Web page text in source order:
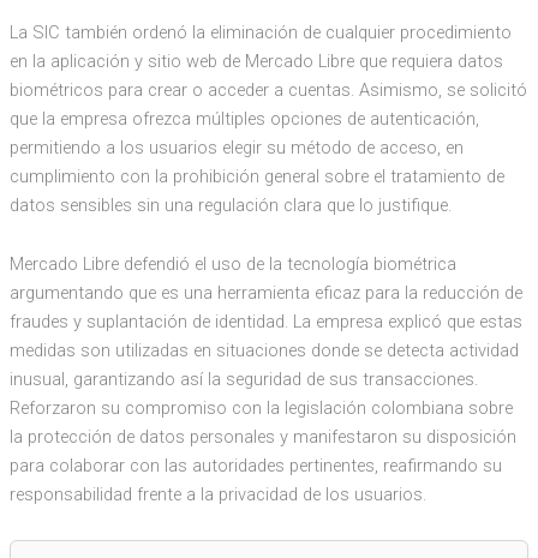
La SIC también ordenó la eliminación de cualquier procedimiento
en la aplicación y sitio web de Mercado Libre que requiera datos
biométricos para crear o acceder a cuentas. Asimismo, se solicitó
que la empresa ofrezca múltiples opciones de autenticación,
permitiendo a los usuarios elegir su método de acceso, en
cumplimiento con la prohibición general sobre el tratamiento de
datos sensibles sin una regulación clara que lo justifique.
Mercado Libre defendió el uso de la tecnología biométrica
argumentando que es una herramienta eficaz para la reducción de
fraudes y suplantación de identidad. La empresa explicó que estas
medidas son utilizadas en situaciones donde se detecta actividad
inusual, garantizando así la seguridad de sus transacciones.
Reforzaron su compromiso con la legislación colombiana sobre
la protección de datos personales y manifestaron su disposición
para colaborar con las autoridades pertinentes, reafirmando su
responsabilidad frente a la privacidad de los usuarios.